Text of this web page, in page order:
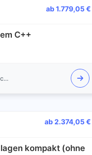
ab 1.779,05 €
C++
New Elements GmbH / IT-Schulungen.com
ab 2.374,05 €
kompakt (ohne